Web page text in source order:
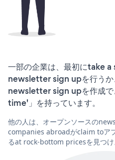
一部の企業は、最初にtake a
newsletter sign upを行う
newsletter sign upを作成で
time'」を持っています。
他の人は、オープンソースの
companies abroadがclaim toア
るat rock-bottom pricesを見つけ